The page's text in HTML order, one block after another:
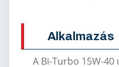
Alkalmazás
A Bi-Turbo 15W-40